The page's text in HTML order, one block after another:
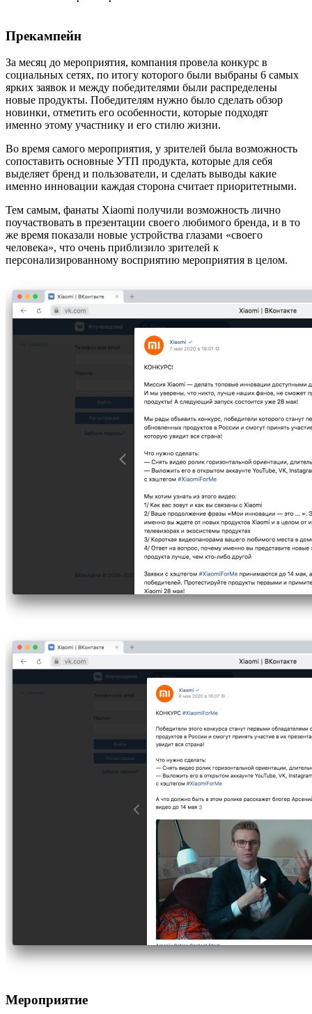
Прекампейн
За месяц до мероприятия, компания провела конкурс в
социальных сетях, по итогу которого были выбраны 6 самых
ярких заявок и между победителями были распределены
новые продукты. Победителям нужно было сделать обзор
новинки, отметить его особенности, которые подходят
именно этому участнику и его стилю жизни.
Во время самого мероприятия, у зрителей была возможность
сопоставить основные УТП продукта, которые для себя
выделяет бренд и пользователи, и сделать выводы какие
именно инновации каждая сторона считает приоритетными.
Тем самым, фанаты Xiaomi получили возможность лично
поучаствовать в презентации своего любимого бренда, и в то
же время показали новые устройства глазами «своего
человека», что очень приблизило зрителей к
персонализированному восприятию мероприятия в целом.
Мероприятие